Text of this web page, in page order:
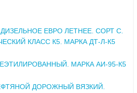
ЕВРО ЛЕТНЕЕ. СОРТ С.
КЛАСС К5. МАРКА ДТ-Л-К5
МАРКА АИ-95-К5
ДОРОЖНЫЙ ВЯЗКИЙ.